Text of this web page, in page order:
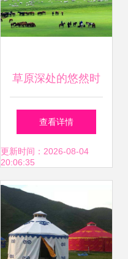
草原深处的悠然时
光，惊艳了谁的远
方？
查看详情
更新时间：2026-08-04
20:06:35